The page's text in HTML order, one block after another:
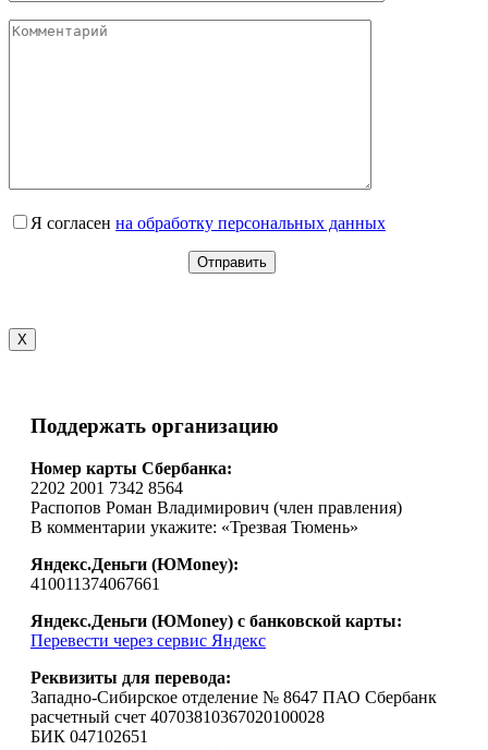
Я согласен на обработку персональных данных
X
Поддержать организацию
Номер карты Сбербанка:
2202 2001 7342 8564
Распопов Роман Владимирович (член правления)
В комментарии укажите: «Трезвая Тюмень»
Яндекс.Деньги (ЮMoney):
410011374067661
Яндекс.Деньги (ЮMoney) с банковской карты:
Перевести через сервис Яндекс
Реквизиты для перевода:
Западно-Сибирское отделение № 8647 ПАО Сбербанк
расчетный счет 40703810367020100028
БИК 047102651